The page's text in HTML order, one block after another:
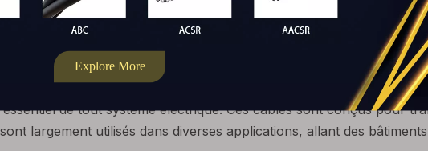
aux exigences spécifiques du système électrique.
tension
de tout système électrique. Ces câbles sont conçus pour
largement utilisés dans diverses applications, allant des